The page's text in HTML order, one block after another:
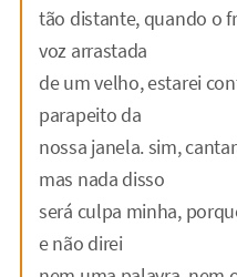
tão distante, quando o
voz arrastada
de um velho, estarei
parapeito da
nossa janela. sim,
mas nada disso
será culpa minha,
e não direi